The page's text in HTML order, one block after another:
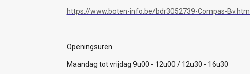
https://www.boten-info.be/bdr3052739-Compas-Bv.html
Openingsuren
Maandag tot vrijdag 9u00 - 12u00 / 12u30 - 16u30